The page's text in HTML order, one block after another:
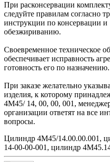
При расконсервации
следуйте правилам согласно
инструкции по консервации и
обезжириванию.
Своевременное техническое
обеспечивает исправность
готовность его по назначению.
При заказе желательно
изделия, к которому
4М45/ 14, 00, 00, 001,
организации ответят на все
вопросы.
Цилиндр 4М45/14.00.00.001,
14-00-00-001, цилиндр